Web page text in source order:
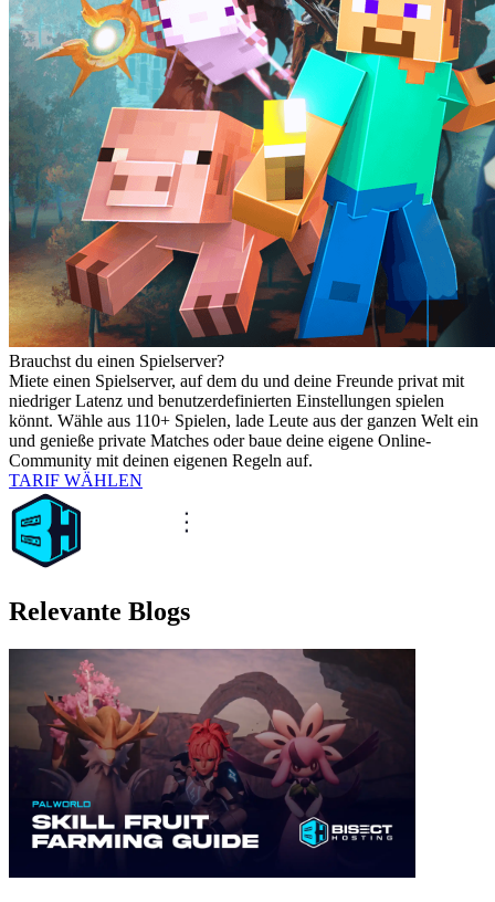
Brauchst du einen Spielserver?
Miete einen Spielserver, auf dem du und deine Freunde privat mit
niedriger Latenz und benutzerdefinierten Einstellungen spielen
könnt. Wähle aus 110+ Spielen, lade Leute aus der ganzen Welt ein
und genieße private Matches oder baue deine eigene Online-
Community mit deinen eigenen Regeln auf.
TARIF WÄHLEN
Relevante Blogs